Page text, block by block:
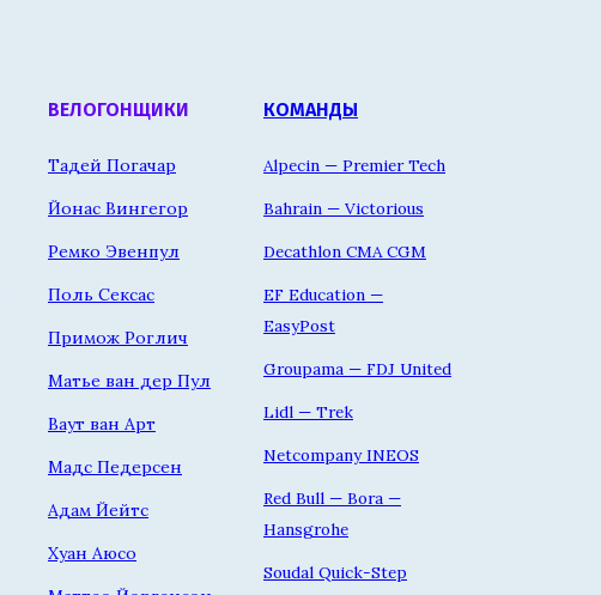
ВЕЛОГОНЩИКИ
Тадей Погачар
Йонас Вингегор
Ремко Эвенпул
Поль Сексас
Примож Роглич
Матье ван дер Пул
Ваут ван Арт
Мадс Педерсен
Адам Йейтс
Хуан Аюсо
КОМАНДЫ
Alpecin — Premier Tech
Bahrain — Victorious
Decathlon CMA CGM
EF Education —
EasyPost
Groupama — FDJ United
Lidl — Trek
Netcompany INEOS
Red Bull — Bora —
Hansgrohe
Soudal Quick-Step